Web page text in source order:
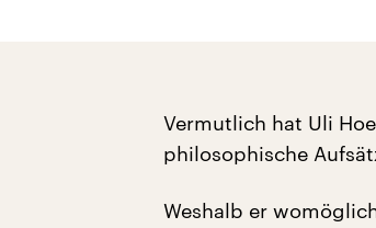
Vermutlich hat Uli
philosophische
Weshalb er